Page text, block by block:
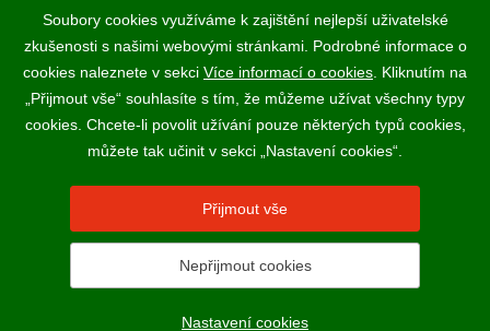
Vinotéka Rakvice
>
Vinotéky a degustační centra
>
Podle zákona o evidenci tržeb je prodávající povinen vystavit
kupujícímu účtenku. Zároveň je povinen zaevidovat přijatou tržbu u
správce daně online; v případě technického výpadku pak nejpozději do
Vína a sekty prodáváme výhradně osobám starším 18-ti let.
2017 - 2026 © VINSELEKT MICHLOVSKÝ a.s. |
Soubory cookies využíváme k zajištění nejlepší uživatelské
zkušenosti s našimi webovými stránkami. Podrobné informace o
cookies naleznete v sekci Více informací o cookies . Kliknutím na
„Přijmout vše“ souhlasíte s tím, že můžeme užívat všechny typy
cookies. Chcete-li povolit užívání pouze některých typů cookies,
můžete tak učinit v sekci „Nastavení cookies“.
Přijmout vše
Nepřijmout cookies
Nastavení cookies